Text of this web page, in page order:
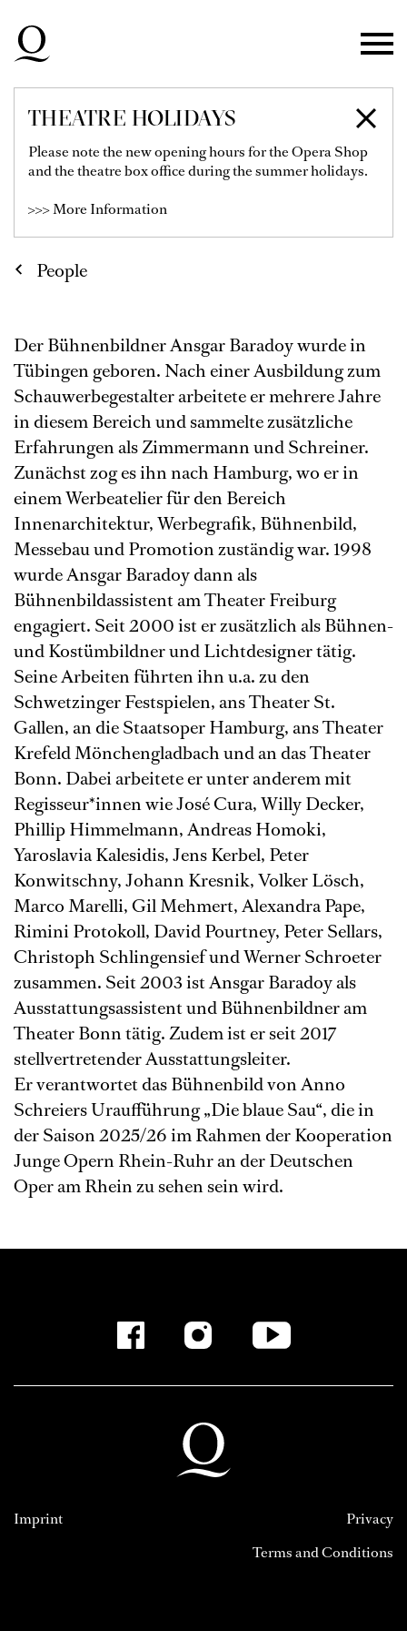
Skip to main navigation
Skip to footer
THEATRE HOLIDAYS
Please note the new opening hours for the Opera Shop
and the theatre box office during the summer holidays.
>>> More Information
ANSGAR BARADOY
People
Der Bühnenbildner Ansgar Baradoy wurde in
Tübingen geboren. Nach einer Ausbildung zum
Schauwerbegestalter arbeitete er mehrere Jahre
in diesem Bereich und sammelte zusätzliche
Erfahrungen als Zimmermann und Schreiner.
Zunächst zog es ihn nach Hamburg, wo er in
einem Werbeatelier für den Bereich
Innenarchitektur, Werbegrafik, Bühnenbild,
Messebau und Promotion zuständig war. 1998
wurde Ansgar Baradoy dann als
Bühnenbildassistent am Theater Freiburg
engagiert. Seit 2000 ist er zusätzlich als Bühnen-
und Kostümbildner und Lichtdesigner tätig.
Seine Arbeiten führten ihn u.a. zu den
Schwetzinger Festspielen, ans Theater St.
Gallen, an die Staatsoper Hamburg, ans Theater
Krefeld Mönchengladbach und an das Theater
Bonn. Dabei arbeitete er unter anderem mit
Regisseur*innen wie José Cura, Willy Decker,
Phillip Himmelmann, Andreas Homoki,
Yaroslavia Kalesidis, Jens Kerbel, Peter
Konwitschny, Johann Kresnik, Volker Lösch,
Marco Marelli, Gil Mehmert, Alexandra Pape,
Rimini Protokoll, David Pourtney, Peter Sellars,
Christoph Schlingensief und Werner Schroeter
zusammen. Seit 2003 ist Ansgar Baradoy als
Ausstattungsassistent und Bühnenbildner am
Theater Bonn tätig. Zudem ist er seit 2017
stellvertretender Ausstattungsleiter.
Er verantwortet das Bühnenbild von Anno
Schreiers Uraufführung „Die blaue Sau“, die in
der Saison 2025/26 im Rahmen der Kooperation
Junge Opern Rhein-Ruhr an der Deutschen
Oper am Rhein zu sehen sein wird.
Imprint
Privacy
Terms and Conditions